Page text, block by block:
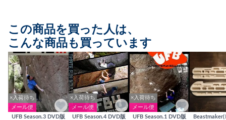
この商品を買った人は、
こんな商品も買っています
×入荷待ち
メール便
UFB Season.3 DVD版
×入荷待ち
メール便
UFB Season.4 DVD版
×入荷待ち
メール便
UFB Season.1 DVD版